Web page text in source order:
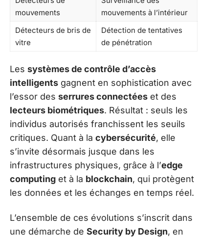
mouvements
mouvements à l’intérieur
Détecteurs de bris de
vitre
Détection de tentatives
de pénétration
Les systèmes de contrôle d’accès
intelligents gagnent en sophistication avec
l’essor des serrures connectées et des
lecteurs biométriques. Résultat : seuls les
individus autorisés franchissent les seuils
critiques. Quant à la cybersécurité, elle
s’invite désormais jusque dans les
infrastructures physiques, grâce à l’edge
computing et à la blockchain, qui protègent
les données et les échanges en temps réel.
L’ensemble de ces évolutions s’inscrit dans
une démarche de Security by Design, en